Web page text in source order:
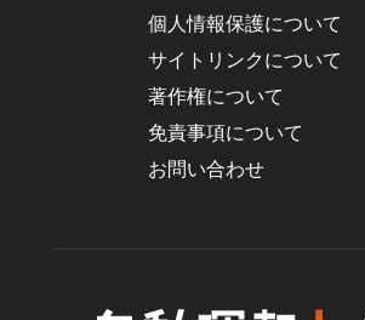
個人情報保護について
サイトリンクについて
著作権について
免責事項について
お問い合わせ